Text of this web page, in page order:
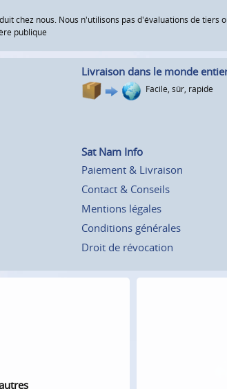
chez nous. Nous n'utilisons pas d'évaluations de tiers
publique
Livraison dans le monde
Facile, sûr, rapide
Sat Nam Info
Paiement & Livraison
Contact & Conseils
Mentions légales
Conditions générales
Droit de révocation